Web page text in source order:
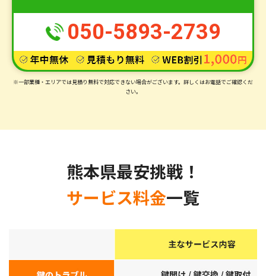
050-5893-2739
※一部業種・エリアでは見積り無料で対応できない場合がございます。 詳しくはお電話でご確認くだ
さい。
熊本県最安挑戦！
サービス料金一覧